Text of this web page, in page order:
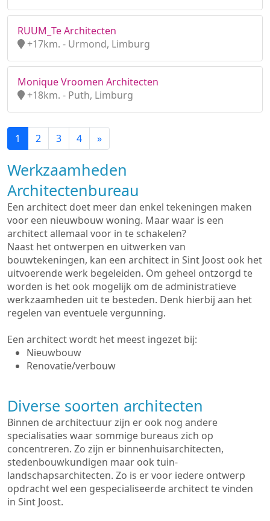
RUUM_Te Architecten
+17km. - Urmond, Limburg
Monique Vroomen Architecten
+18km. - Puth, Limburg
1 2 3 4 »
Werkzaamheden
Architectenbureau
Een architect doet meer dan enkel tekeningen maken
voor een nieuwbouw woning. Maar waar is een
architect allemaal voor in te schakelen?
Naast het ontwerpen en uitwerken van
bouwtekeningen, kan een architect in Sint Joost ook het
uitvoerende werk begeleiden. Om geheel ontzorgd te
worden is het ook mogelijk om de administratieve
werkzaamheden uit te besteden. Denk hierbij aan het
regelen van eventuele vergunning.
Een architect wordt het meest ingezet bij:
Nieuwbouw
Renovatie/verbouw
Diverse soorten architecten
Binnen de architectuur zijn er ook nog andere
specialisaties waar sommige bureaus zich op
concentreren. Zo zijn er binnenhuisarchitecten,
stedenbouwkundigen maar ook tuin-
landschapsarchitecten. Zo is er voor iedere ontwerp
opdracht wel een gespecialiseerde architect te vinden
in Sint Joost.